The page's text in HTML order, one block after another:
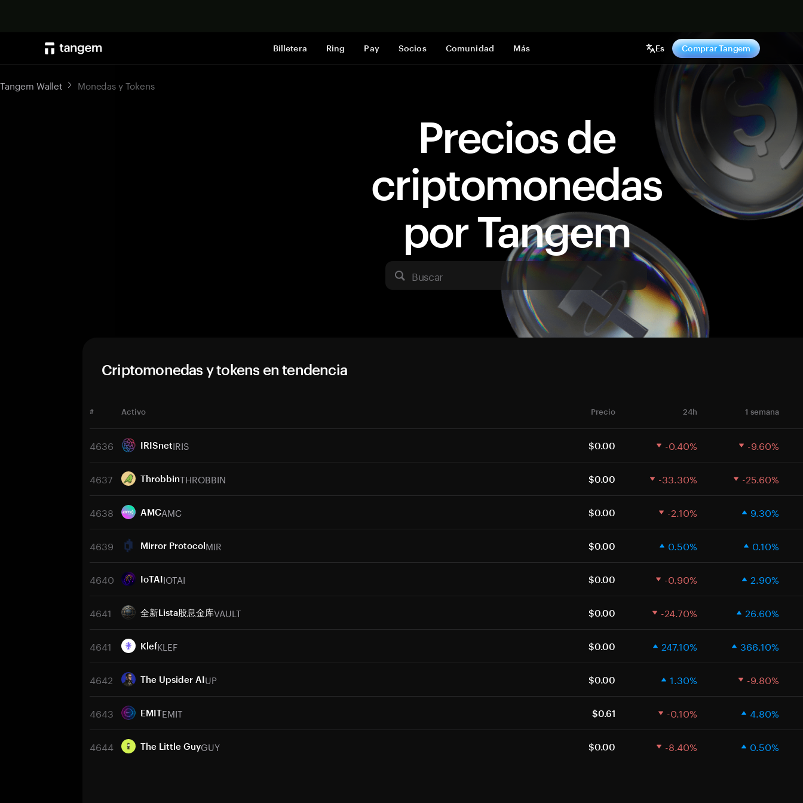
Billetera Ring Pay Socios Comunidad Más Es Comprar Tangem
Precios de
criptomonedas
por Tangem
Buscar
Tangem Wallet Monedas y Tokens
Criptomonedas y tokens en tendencia
# Activo Precio 24h 1 semana
4636 IRISnetIRIS $0.00 -0.40% -9.60%
4637 ThrobbinTHROBBIN $0.00 -33.30% -25.60%
4638 AMCAMC $0.00 -2.10% 9.30%
4639 Mirror ProtocolMIR $0.00 0.50% 0.10%
4640 IoTAIIOTAI $0.00 -0.90% 2.90%
4641 全新Lista股息金库VAULT $0.00 -24.70% 26.60%
4641 KlefKLEF $0.00 247.10% 366.10%
4642 The Upsider AIUP $0.00 1.30% -9.80%
4643 EMITEMIT $0.61 -0.10% 4.80%
4644 The Little GuyGUY $0.00 -8.40% 0.50%